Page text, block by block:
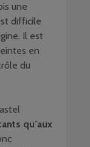
une
difficile
Il est
en
du
qu’aux